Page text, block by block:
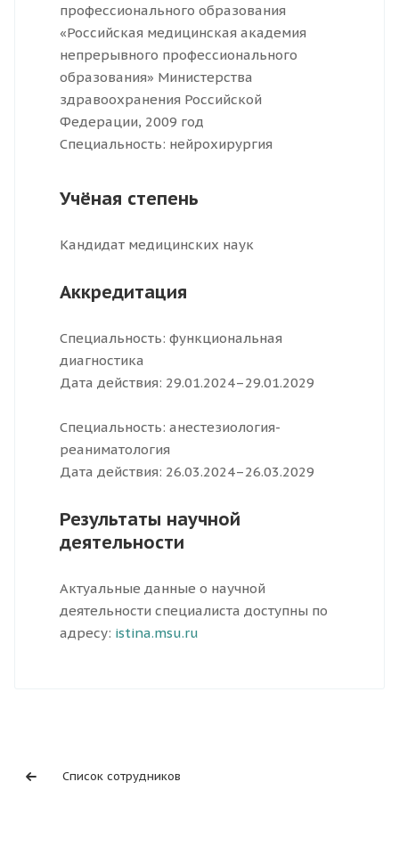
профессионального образования
«Российская медицинская академия
непрерывного профессионального
образования» Министерства
здравоохранения Российской
Федерации, 2009 год
Специальность: нейрохирургия
Учёная степень
Кандидат медицинских наук
Аккредитация
Специальность: функциональная
диагностика
Дата действия: 29.01.2024–29.01.2029
Специальность: анестезиология-
реаниматология
Дата действия: 26.03.2024–26.03.2029
Результаты научной
деятельности
Актуальные данные о научной
деятельности специалиста доступны по
адресу: istina.msu.ru
Список сотрудников